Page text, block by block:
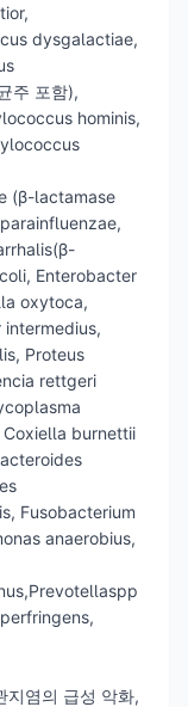
dysgalactiae,
주 포함),
hominis,
(β-lactamase
Enterobacter
oxytoca,
Proteus
rettgeri
burnettii
Fusobacterium
anaerobius,
지염의 급성 악화,